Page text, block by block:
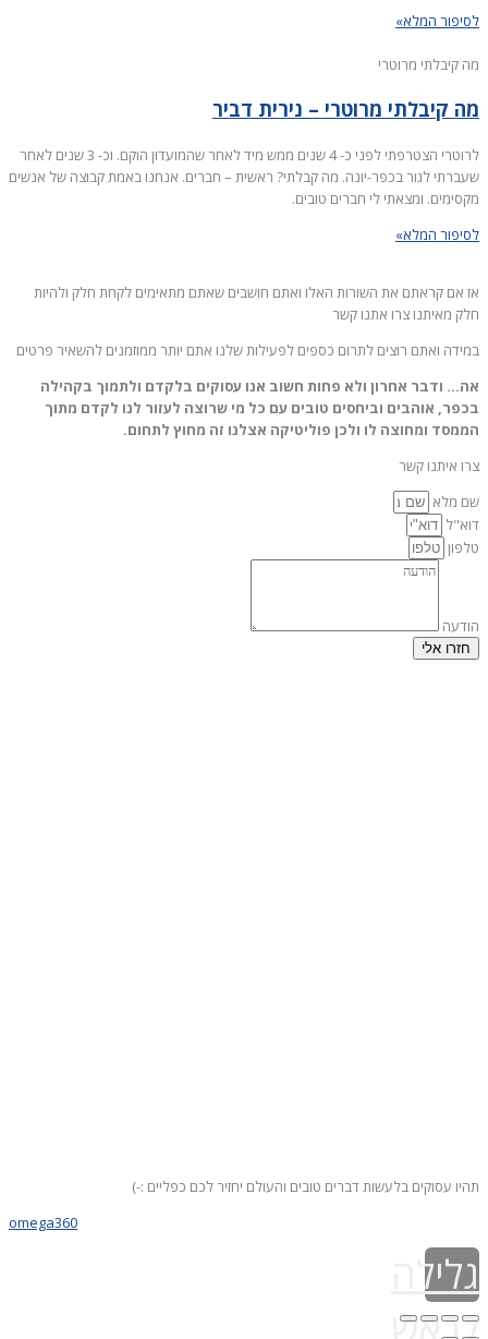
לסיפור המלא»
מה קיבלתי מרוטרי
מה קיבלתי מרוטרי – נירית דביר
לרוטרי הצטרפתי לפני כ- 4 שנים ממש מיד לאחר שהמועדון הוקם. וכ- 3 שנים לאחר
שעברתי לגור בכפר-יונה. מה קבלתי? ראשית – חברים. אנחנו באמת קבוצה של אנשים
מקסימים. ומצאתי לי חברים טובים.
לסיפור המלא»
אז אם קראתם את השורות האלו ואתם חושבים שאתם מתאימים לקחת חלק ולהיות
חלק מאיתנו צרו אתנו קשר
במידה ואתם רוצים לתרום כספים לפעילות שלנו אתם יותר ממוזמנים להשאיר פרטים
אה… ודבר אחרון ולא פחות חשוב אנו עסוקים בלקדם ולתמוך בקהילה
בכפר, אוהבים וביחסים טובים עם כל מי שרוצה לעזור לנו לקדם מתוך
הממסד ומחוצה לו ולכן פוליטיקה אצלנו זה מחוץ לתחום.
צרו איתנו קשר
שם מלא
דוא"ל
טלפון
הודעה
חזרו אלי
תהיו עסוקים בלעשות דברים טובים והעולם יחזיר לכם כפליים :-)
omega360
גלילה